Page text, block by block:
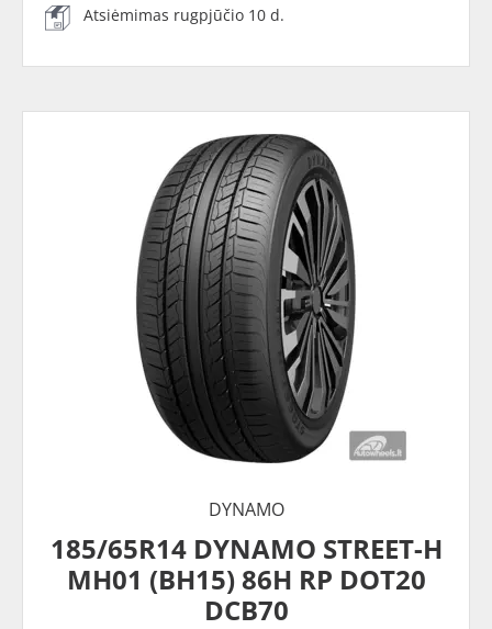
Atsiėmimas rugpjūčio 10 d.
DYNAMO
185/65R14 DYNAMO STREET-H
MH01 (BH15) 86H RP DOT20
DCB70